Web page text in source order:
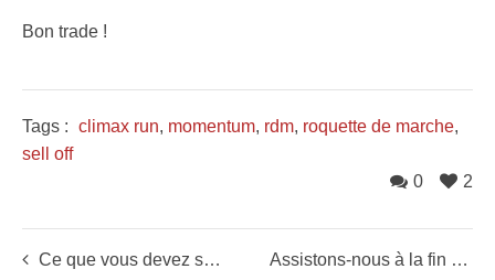
Bon trade !
Tags : climax run, momentum, rdm, roquette de marche,
sell off
2
0
Ce que vous devez savoir pour réussir sur les actions Assistons-nous à la fin du marché haussier des Midcaps francaises ?